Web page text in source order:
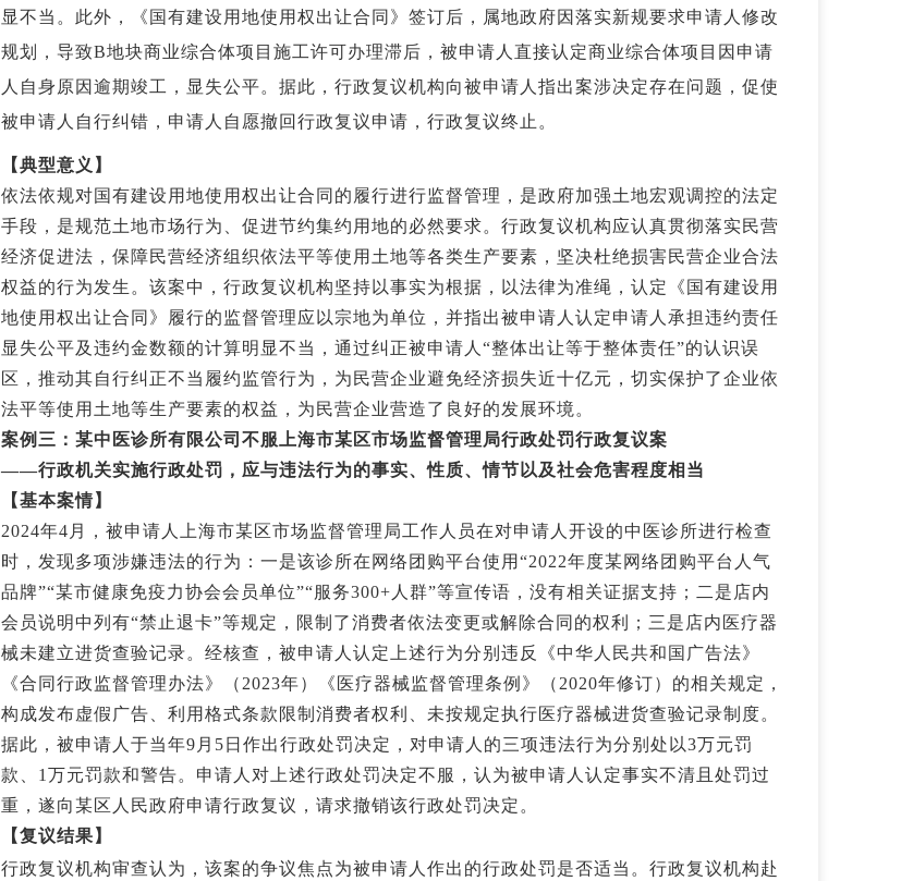
显不当。此外，《国有建设用地使用权出让合同》签订后，属地政府因落实新规要求申请人修改
规划，导致B地块商业综合体项目施工许可办理滞后，被申请人直接认定商业综合体项目因申请
人自身原因逾期竣工，显失公平。据此，行政复议机构向被申请人指出案涉决定存在问题，促使
被申请人自行纠错，申请人自愿撤回行政复议申请，行政复议终止。
【典型意义】
依法依规对国有建设用地使用权出让合同的履行进行监督管理，是政府加强土地宏观调控的法定
手段，是规范土地市场行为、促进节约集约用地的必然要求。行政复议机构应认真贯彻落实民营
经济促进法，保障民营经济组织依法平等使用土地等各类生产要素，坚决杜绝损害民营企业合法
权益的行为发生。该案中，行政复议机构坚持以事实为根据，以法律为准绳，认定《国有建设用
地使用权出让合同》履行的监督管理应以宗地为单位，并指出被申请人认定申请人承担违约责任
显失公平及违约金数额的计算明显不当，通过纠正被申请人“整体出让等于整体责任”的认识误
区，推动其自行纠正不当履约监管行为，为民营企业避免经济损失近十亿元，切实保护了企业依
法平等使用土地等生产要素的权益，为民营企业营造了良好的发展环境。
案例三 ：某中医诊所有限公司不服上海市某区市场监督管理局行政处罚行政复议案
——行政机关实施行政处罚，应与违法行为的事实、性质、情节以及社会危害程度相当
【基本案情】
2024年4月，被申请人上海市某区市场监督管理局工作人员在对申请人开设的中医诊所进行检查
时，发现多项涉嫌违法的行为：一是该诊所在网络团购平台使用“2022年度某网络团购平台人气
品牌”“某市健康免疫力协会会员单位”“服务300+人群”等宣传语，没有相关证据支持；二是店内
会员说明中列有“禁止退卡”等规定，限制了消费者依法变更或解除合同的权利；三是店内医疗器
械未建立进货查验记录。经核查，被申请人认定上述行为分别违反《中华人民共和国广告法》
《合同行政监督管理办法》（2023年）《医疗器械监督管理条例》（2020年修订）的相关规定，
构成发布虚假广告、利用格式条款限制消费者权利、未按规定执行医疗器械进货查验记录制度。
据此，被申请人于当年9月5日作出行政处罚决定，对申请人的三项违法行为分别处以3万元罚
款、1万元罚款和警告。申请人对上述行政处罚决定不服，认为被申请人认定事实不清且处罚过
重，遂向某区人民政府申请行政复议，请求撤销该行政处罚决定。
【复议结果】
行政复议机构审查认为，该案的争议焦点为被申请人作出的行政处罚是否适当。行政复议机构赴